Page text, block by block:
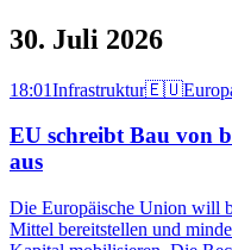
30. Juli 2026
18:01Infrastruktur🇪🇺
EU schreibt Bau von
aus
Die Europäische Union will
Mittel bereitstellen und